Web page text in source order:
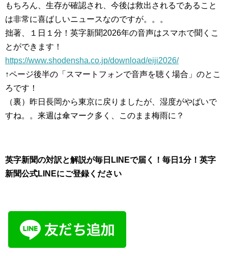
もちろん、生存が確認され、今後は救出されるであること
は非常に喜ばしいニュースなのですが。。。
拙著、１日１分！英字新聞2026年の音声はスマホで聞くこ
とができます！
https://www.shodensha.co.jp/download/eiji2026/
↑ページ後半の「スマートフォンで音声を聴く場合」のとこ
ろです！
（裏）昨日長岡から東京に戻りましたが、湿度がやばいで
すね。。来週は傘マーク多く、このまま梅雨に？
英字新聞の対訳と解説が毎日LINEで届く！毎日1分！英字
新聞公式LINEにご登録ください